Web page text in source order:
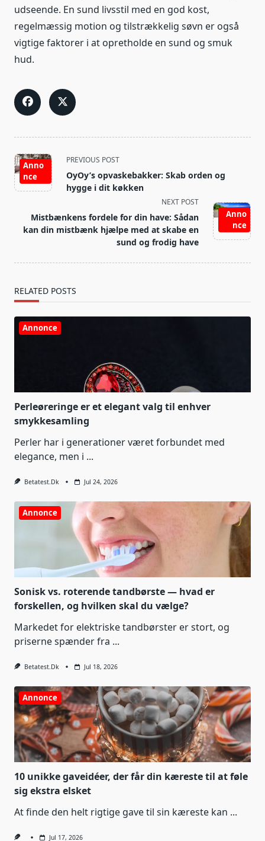
udseende. En sund livsstil med en god kost,
regelmæssig motion og tilstrækkelig søvn er også
vigtige faktorer i at opretholde en sund og smuk
hud.
<span
class="nav-
subtitle
reader-
text">Page</span>
Anno
nce
PREVIOUS POST
OyOy’s opvaskebakker: Skab orden og
hygge i dit køkken
Anno
nce
NEXT POST
Mistbænkens fordele for din have: Sådan
kan din mistbænk hjælpe med at skabe en
sund og frodig have
RELATED POSTS
Annonce
Perleøreringe er et elegant valg til enhver
smykkesamling
Perler har i generationer været forbundet med
elegance, men i ...
Betatest.dk Jul 24, 2026
Annonce
Sonisk vs. roterende tandbørste — hvad er
forskellen, og hvilken skal du vælge?
Markedet for elektriske tandbørster er stort, og
priserne spænder fra ...
Betatest.dk Jul 18, 2026
Annonce
10 unikke gaveidéer, der får din kæreste til at føle
sig ekstra elsket
At finde den helt rigtige gave til sin kæreste kan ...
Jul 17, 2026